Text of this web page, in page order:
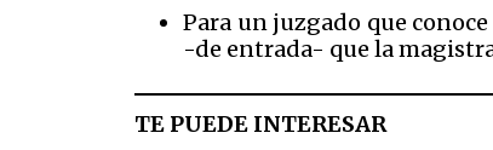
Para un juzgado que
-de entrada- que la
TE PUEDE INTERESAR